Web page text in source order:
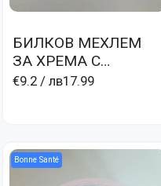
БИЛКОВ МЕХЛЕМ
ЗА ХРЕМА С
МЕНТОВО МАСЛО И
€9.2 / лв17.99
Bonne Santé